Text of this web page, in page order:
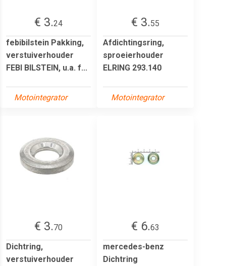
€ 3.24
febibilstein Pakking,
verstuiverhouder
FEBI BILSTEIN, u.a. f...
Motointegrator
€ 3.55
Afdichtingsring,
sproeierhouder
ELRING 293.140
Motointegrator
€ 3.70
Dichtring,
verstuiverhouder
€ 6.63
mercedes-benz
Dichtring